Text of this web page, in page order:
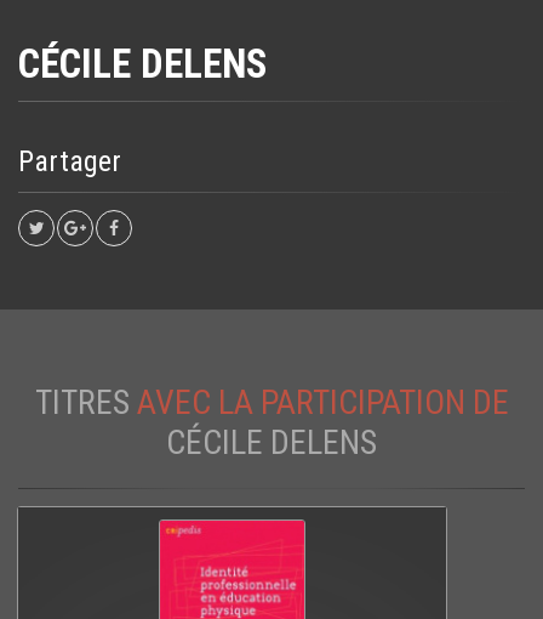
CÉCILE DELENS
Partager
TITRES AVEC LA PARTICIPATION DE
CÉCILE DELENS